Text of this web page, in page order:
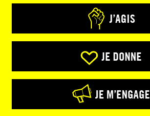
J’AGIS
JE DONNE
JE M’ENGAGE